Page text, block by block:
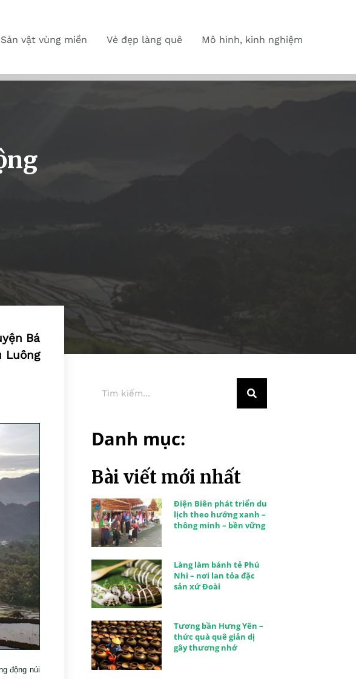
Sản vật vùng miền Vẻ đẹp làng quê Mô hình, kinh nghiệm
Bá
Luông
động núi
Danh mục:
Bài viết mới nhất
Điện Biên phát triển du
lịch theo hướng xanh –
thông minh – bền vững
Làng làm bánh tẻ Phú
Nhi – nơi lan tỏa đặc
sản xứ Đoài
Tương bần Hưng Yên –
thức quà quê giản dị
gây thương nhớ